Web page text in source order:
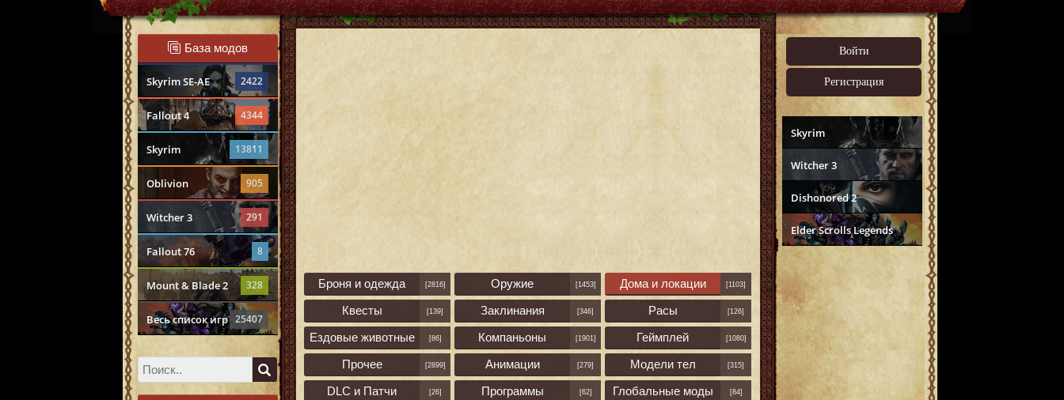
База модов
Skyrim SE-AE 2422
Fallout 4 4344
Skyrim 13811
Oblivion 905
Witcher 3 291
Fallout 76 8
Mount & Blade 2 328
Весь список игр 25407
Войти
Регистрация
Skyrim
Witcher 3
Dishonored 2
Elder Scrolls Legends
Броня и одежда [2816] Оружие [1453] Дома и локации [1103]
Квесты [139] Заклинания [346] Расы [126]
Ездовые животные [86] Компаньоны [1901] Геймплей [1080]
Прочее [2899] Анимации [279] Модели тел [315]
DLC и Патчи [26] Программы [62] Глобальные моды [84]